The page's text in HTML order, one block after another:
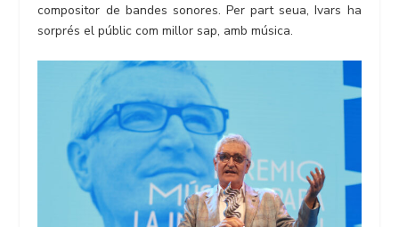
compositor de bandes sonores. Per part seua, Ivars ha
sorprés el públic com millor sap, amb música.